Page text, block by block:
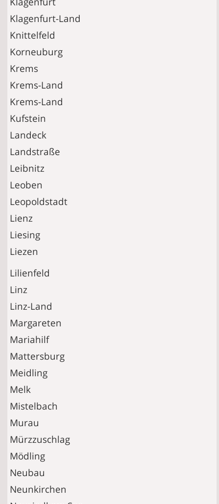
Klagenfurt-Land
Knittelfeld
Korneuburg
Krems
Krems-Land
Krems-Land
Kufstein
Landeck
Landstraße
Leibnitz
Leoben
Leopoldstadt
Lienz
Liesing
Liezen
Lilienfeld
Linz
Linz-Land
Margareten
Mariahilf
Mattersburg
Meidling
Melk
Mistelbach
Murau
Mürzzuschlag
Mödling
Neubau
Neunkirchen